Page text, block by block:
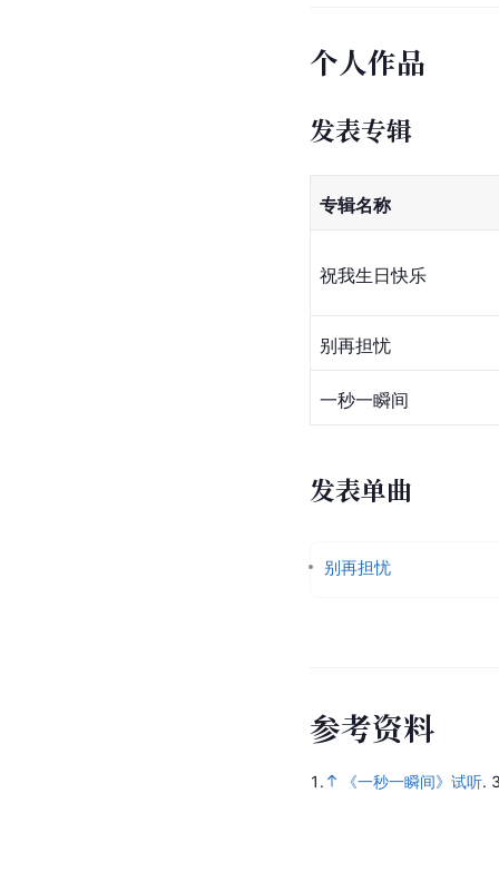
个人作品
发表专辑
专辑名称
祝我生日快乐
别再担忧
一秒一瞬间
发表单曲
别再担忧
参考资料
1. 《一秒一瞬间》试听.